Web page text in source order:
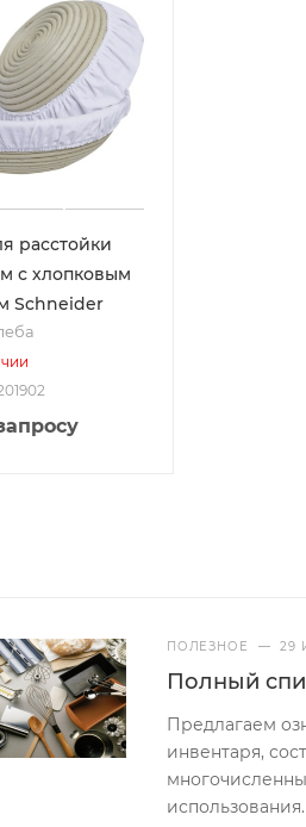
расстойки
с хлопковым
Schneider
ПОЛЕЗНОЕ — 29
Полный
Предлагаем
инвентаря,
использования.